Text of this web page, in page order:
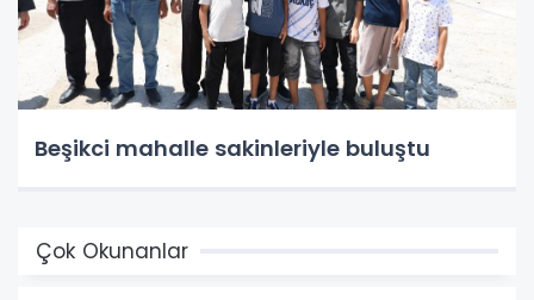
Beşikci mahalle sakinleriyle buluştu
Çok Okunanlar